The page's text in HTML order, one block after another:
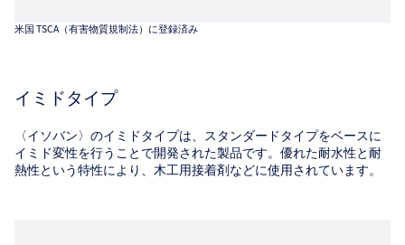
米国 TSCA（有害物質規制法）に登録済み
イミドタイプ
〈イソバン〉のイミドタイプは、スタンダードタイプをベースに
イミド変性を行うことで開発された製品です。優れた耐水性と耐
熱性という特性により、木工用接着剤などに使用されています。